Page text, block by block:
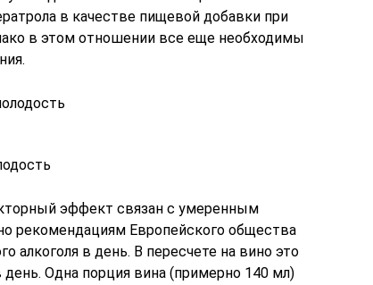
в качестве пищевой добавки при
в этом отношении все еще необходимы
эффект связан с умеренным
рекомендациям Европейского общества
алкоголя в день. В пересчете на вино это
Одна порция вина (примерно 140 мл)